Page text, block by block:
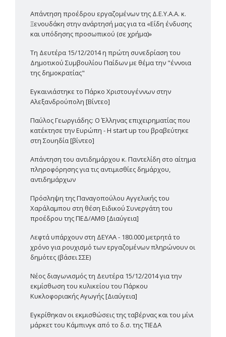
Απάντηση προέδρου εργαζομένων της Δ.Ε.Υ.Α.Α. κ.
Ξενουδάκη στην ανάρτησή μας για τα «Είδη ένδυσης
και υπόδησης προσωπικού (σε χρήμα)»
Τη Δευτέρα 15/12/2014 η πρώτη συνεδρίαση του
Δημοτικού Συμβουλίου Παίδων με θέμα την "έννοια
της δημοκρατίας"
Εγκαινιάστηκε το Πάρκο Χριστουγέννων στην
Αλεξανδρούπολη [Βίντεο]
Παύλος Γεωργιάδης: Ο Έλληνας επιχειρηματίας που
κατέκτησε την Ευρώπη - Η start up του βραβεύτηκε
στη Σουηδία [βίντεο]
Απάντηση του αντιδημάρχου κ. Παντελίδη στο αίτημα
πληροφόρησης για τις αντιμισθίες δημάρχου,
αντιδημάρχων
Πρόσληψη της Παναγοπούλου Αγγελικής του
Χαράλαμπου στη θέση Ειδικού Συνεργάτη του
προέδρου της ΠΕΔ/ΑΜΘ [Διαύγεια]
Λεφτά υπάρχουν στη ΔΕΥΑΑ - 180.000 μετρητά το
χρόνο για ρουχισμό των εργαζομένων πληρώνουν οι
δημότες (βάσει ΣΣΕ)
Νέος διαγωνισμός τη Δευτέρα 15/12/2014 για την
εκμίσθωση του κυλικείου του Πάρκου
Κυκλοφοριακής Αγωγής [Διαύγεια]
Εγκρίθηκαν οι εκμισθώσεις της ταβέρνας και του μίνι
μάρκετ του Κάμπινγκ από το δ.σ. της ΤΙΕΔΑ